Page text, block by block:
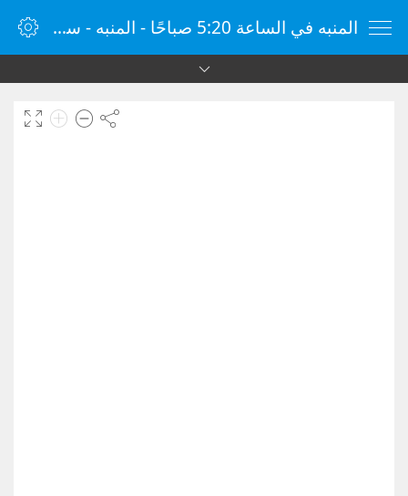
المنبه في الساعة 5:20 صباحًا - المنبه - ساعة منبه الإنترنت